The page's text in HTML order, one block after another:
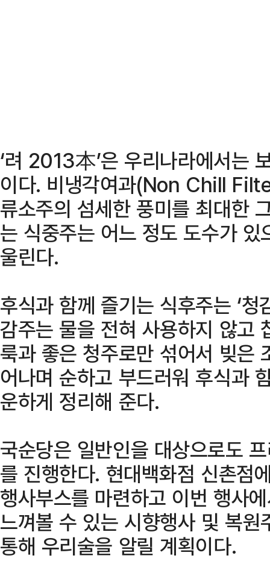
‘려 2013本’은 우리나라에서는
이다. 비냉각여과(Non Chill
류소주의 섬세한 풍미를 최대한
는 식중주는 어느 정도 도수가
울린다.
후식과 함께 즐기는 식후주는 ‘
감주는 물을 전혀 사용하지 않고
룩과 좋은 청주로만 섞어서 빚은
어나며 순하고 부드러워 후식과
운하게 정리해 준다.
국순당은 일반인을 대상으로도
를 진행한다. 현대백화점 신촌
행사부스를 마련하고 이번 행사
느껴볼 수 있는 시향행사 및 복
통해 우리술을 알릴 계획이다.